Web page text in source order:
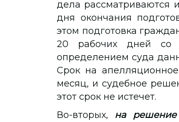
дела рассматриваются
дня окончания
этом подготовка
20 рабочих дней со
определением суда
Срок на
месяц, и судебное
этот срок не истечет.
Во-вторых, на решение